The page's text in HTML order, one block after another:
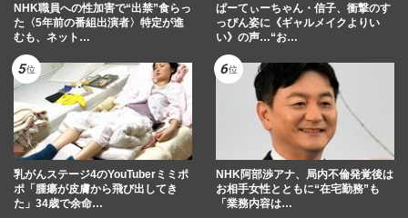
NHK職員への性加害で“出禁”食らっ
た〈5年前の番組出演者〉特定が進
むも、ネット…
ぱーてぃーちゃん・信子、衝撃のす
っぴん姿に《ギャルメイクよりい
い》の声…“お…
乳がんステージ4のYouTuberミミポ
ポ「腫瘍が皮膚から飛び出してき
た」34歳で余命…
NHK阿部渉アナ、局内不倫発覚後は
お相手女性とともに“在宅勤務”も
「業務内容は…